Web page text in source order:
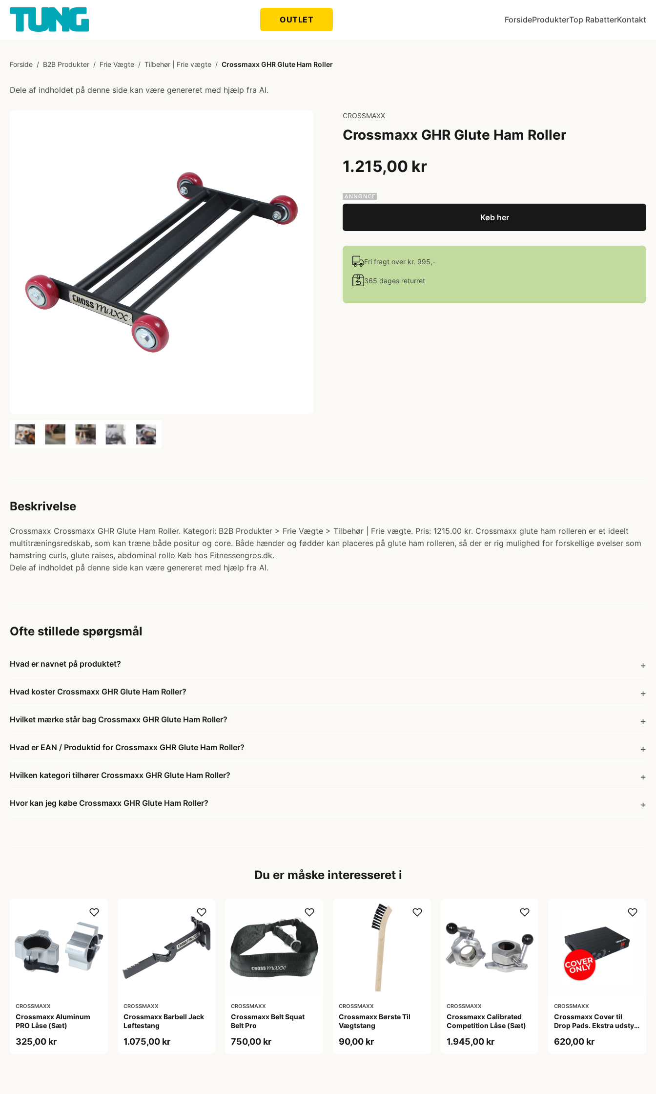
OUTLET ForsideProdukterTop RabatterKontakt
Forside / B2B Produkter / Frie Vægte / Tilbehør | Frie vægte / Crossmaxx GHR Glute Ham Roller
Dele af indholdet på denne side kan være genereret med hjælp fra AI.
CROSSMAXX
Crossmaxx GHR Glute Ham Roller
1.215,00 kr
Køb her
Fri fragt over kr. 995,-
365 dages returret
Beskrivelse
Crossmaxx Crossmaxx GHR Glute Ham Roller. Kategori: B2B Produkter > Frie Vægte > Tilbehør | Frie vægte. Pris: 1215.00 kr. Crossmaxx glute ham rolleren er et ideelt
multitræningsredskab, som kan træne både positur og core. Både hænder og fødder kan placeres på glute ham rolleren, så der er rig mulighed for forskellige øvelser som
hamstring curls, glute raises, abdominal rollo Køb hos Fitnessengros.dk.
Dele af indholdet på denne side kan være genereret med hjælp fra AI.
Ofte stillede spørgsmål
Hvad er navnet på produktet?
Hvad koster Crossmaxx GHR Glute Ham Roller?
Hvilket mærke står bag Crossmaxx GHR Glute Ham Roller?
Hvad er EAN / Produktid for Crossmaxx GHR Glute Ham Roller?
Hvilken kategori tilhører Crossmaxx GHR Glute Ham Roller?
Hvor kan jeg købe Crossmaxx GHR Glute Ham Roller?
Du er måske interesseret i
CROSSMAXX
Crossmaxx Aluminum
PRO Låse (Sæt)
325,00 kr
CROSSMAXX
Crossmaxx Barbell Jack
Løftestang
1.075,00 kr
CROSSMAXX
Crossmaxx Belt Squat
Belt Pro
750,00 kr
CROSSMAXX
Crossmaxx Børste Til
Vægtstang
90,00 kr
CROSSMAXX
Crossmaxx Calibrated
Competition Låse (Sæt)
1.945,00 kr
CROSSMAXX
Crossmaxx Cover til
Drop Pads. Ekstra udstyr
beskyttelse og
620,00 kr